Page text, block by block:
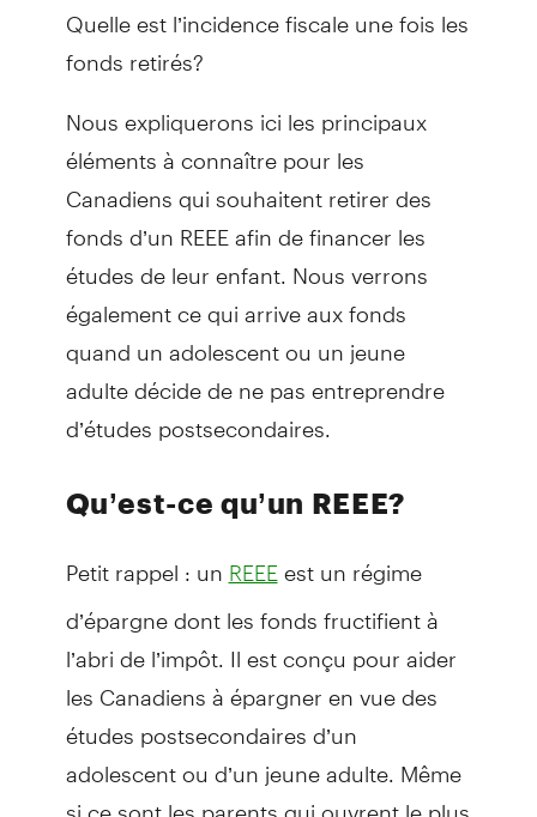
Quelle est l’incidence fiscale une fois les
fonds retirés?
Nous expliquerons ici les principaux
éléments à connaître pour les
Canadiens qui souhaitent retirer des
fonds d’un REEE afin de financer les
études de leur enfant. Nous verrons
également ce qui arrive aux fonds
quand un adolescent ou un jeune
adulte décide de ne pas entreprendre
d’études postsecondaires.
Qu’est-ce qu’un REEE?
Petit rappel : un REEE est un régime
d’épargne dont les fonds fructifient à
l’abri de l’impôt. Il est conçu pour aider
les Canadiens à épargner en vue des
études postsecondaires d’un
adolescent ou d’un jeune adulte. Même
si ce sont les parents qui ouvrent le plus